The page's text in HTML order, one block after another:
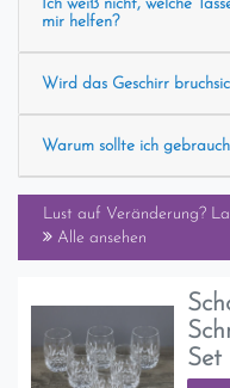
Ich weiß nicht, welche
mir helfen?
Wird das Geschirr
Warum sollte ich
Lust auf Veränderung?
Alle ansehen
Set